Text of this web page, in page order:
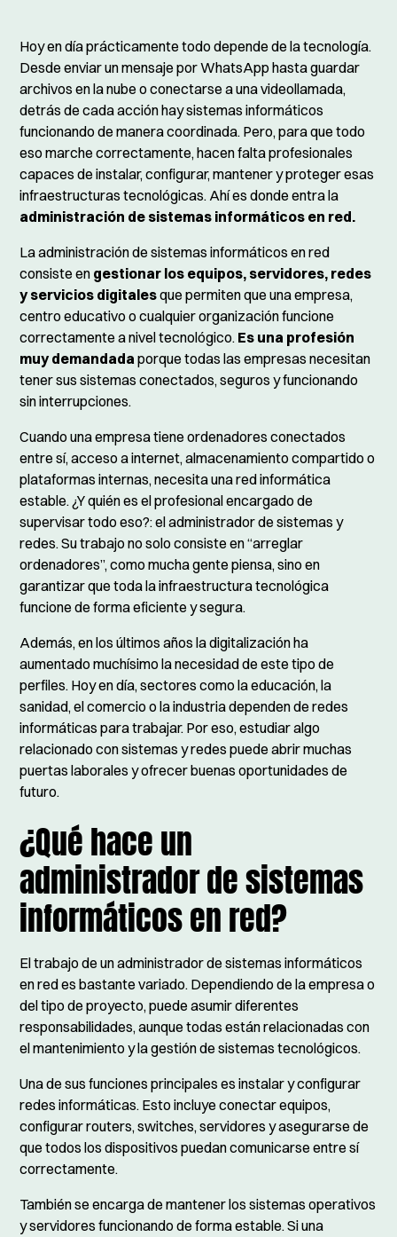
Hoy en día prácticamente todo depende de la tecnología.
Desde enviar un mensaje por WhatsApp hasta guardar
archivos en la nube o conectarse a una videollamada,
detrás de cada acción hay sistemas informáticos
funcionando de manera coordinada. Pero, para que todo
eso marche correctamente, hacen falta profesionales
capaces de instalar, configurar, mantener y proteger esas
infraestructuras tecnológicas. Ahí es donde entra la
administración de sistemas informáticos en red.
La administración de sistemas informáticos en red
consiste en gestionar los equipos, servidores, redes
y servicios digitalesque permiten que una empresa,
centro educativo o cualquier organización funcione
correctamente a nivel tecnológico. Es una profesión
muy demandadaporque todas las empresas necesitan
tener sus sistemas conectados, seguros y funcionando
sin interrupciones.
Cuando una empresa tiene ordenadores conectados
entre sí, acceso a internet, almacenamiento compartido o
plataformas internas, necesita una red informática
estable. ¿Y quién es el profesional encargado de
supervisar todo eso?: el administrador de sistemas y
redes. Su trabajo no solo consiste en “arreglar
ordenadores”, como mucha gente piensa, sino en
garantizar que toda la infraestructura tecnológica
funcione de forma eficiente y segura.
Además, en los últimos años la digitalización ha
aumentado muchísimo la necesidad de este tipo de
perfiles. Hoy en día, sectores como la educación, la
sanidad, el comercio o la industria dependen de redes
informáticas para trabajar. Por eso, estudiar algo
relacionado con sistemas y redes puede abrir muchas
puertas laborales y ofrecer buenas oportunidades de
futuro.
¿Qué hace un
administrador de sistemas
informáticos en red?
El trabajo de un administrador de sistemas informáticos
en red es bastante variado. Dependiendo de la empresa o
del tipo de proyecto, puede asumir diferentes
responsabilidades, aunque todas están relacionadas con
el mantenimiento y la gestión de sistemas tecnológicos.
Una de sus funciones principales es instalar y configurar
redes informáticas. Esto incluye conectar equipos,
configurar routers, switches, servidores y asegurarse de
que todos los dispositivos puedan comunicarse entre sí
correctamente.
También se encarga de mantener los sistemas operativos
y servidores funcionando de forma estable. Si una